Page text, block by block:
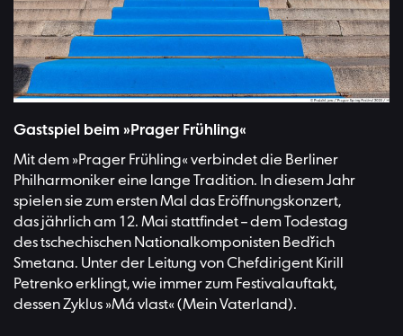
Gastspiel beim »Prager Frühling«
Mit dem »Prager Frühling« verbindet die Berliner
Philharmoniker eine lange Tradition. In diesem Jahr
spielen sie zum ersten Mal das Eröffnungskonzert,
das jährlich am 12. Mai stattfindet – dem Todestag
des tschechischen Nationalkomponisten Bedřich
Smetana. Unter der Leitung von Chefdirigent Kirill
Petrenko erklingt, wie immer zum Festivalauftakt,
dessen Zyklus »Má vlast« (Mein Vaterland).